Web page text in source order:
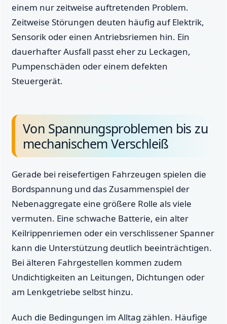
einem nur zeitweise auftretenden Problem.
Zeitweise Störungen deuten häufig auf Elektrik,
Sensorik oder einen Antriebsriemen hin. Ein
dauerhafter Ausfall passt eher zu Leckagen,
Pumpenschäden oder einem defekten
Steuergerät.
Von Spannungsproblemen bis zu
mechanischem Verschleiß
Gerade bei reisefertigen Fahrzeugen spielen die
Bordspannung und das Zusammenspiel der
Nebenaggregate eine größere Rolle als viele
vermuten. Eine schwache Batterie, ein alter
Keilrippenriemen oder ein verschlissener Spanner
kann die Unterstützung deutlich beeinträchtigen.
Bei älteren Fahrgestellen kommen zudem
Undichtigkeiten an Leitungen, Dichtungen oder
am Lenkgetriebe selbst hinzu.
Auch die Bedingungen im Alltag zählen. Häufige